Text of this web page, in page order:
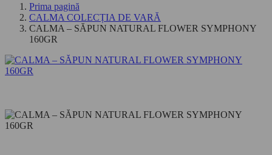
Prima pagină
CALMA COLECȚIA DE VARĂ
CALMA – SĂPUN NATURAL FLOWER SYMPHONY
160GR